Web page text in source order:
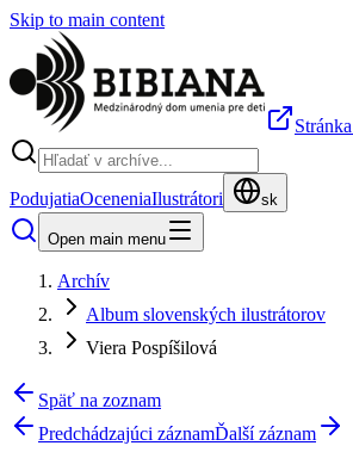
Skip to main content
PodujatiaOceneniaIlustrátori sk
Open main menu
Archív
Album slovenských ilustrátorov
Viera Pospíšilová
Späť na zoznam
Predchádzajúci záznamĎalší záznam